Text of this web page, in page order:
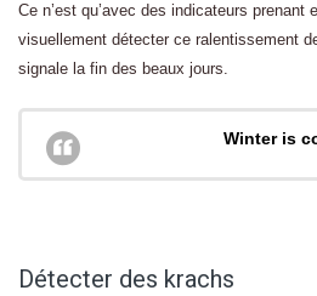
Ce n’est qu’avec des indicateurs prenant
visuellement détecter ce ralentissement
signale la fin des beaux jours.
Winter is
Détecter des krachs